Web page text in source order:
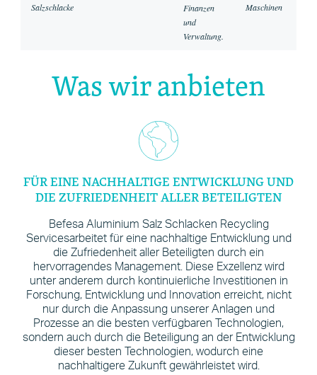
Salzschlacke
Finanzen
und
Verwaltung.
Maschinen
Was wir anbieten
FÜR EINE NACHHALTIGE ENTWICKLUNG UND
DIE ZUFRIEDENHEIT ALLER BETEILIGTEN
Befesa Aluminium Salz Schlacken Recycling
Servicesarbeitet für eine nachhaltige Entwicklung und
die Zufriedenheit aller Beteiligten durch ein
hervorragendes Management. Diese Exzellenz wird
unter anderem durch kontinuierliche Investitionen in
Forschung, Entwicklung und Innovation erreicht, nicht
nur durch die Anpassung unserer Anlagen und
Prozesse an die besten verfügbaren Technologien,
sondern auch durch die Beteiligung an der Entwicklung
dieser besten Technologien, wodurch eine
nachhaltigere Zukunft gewährleistet wird.